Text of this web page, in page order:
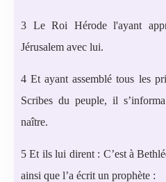
3 Le Roi Hérode l'ayant
Jérusalem
4 Et ayant assemblé tous les
Scribes du peuple, il
naître.
5 Et ils lui dirent : C’est à
ainsi que l’a écrit un prophète :